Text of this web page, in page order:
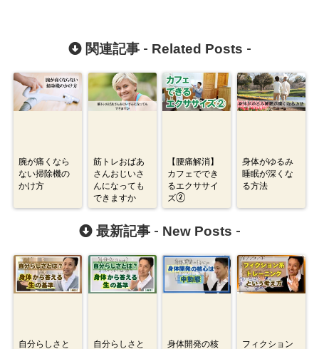
関連記事 - Related Posts -
腕が痛くなら
ない掃除機の
かけ方
筋トレおばあ
さんおじいさ
んになっても
できますか
【腰痛解消】
カフェででき
るエクササイ
ズ②
身体がゆるみ
睡眠が深くな
る方法
最新記事 - New Posts -
自分らしさと
自分らしさと
身体開発の核
フィクション